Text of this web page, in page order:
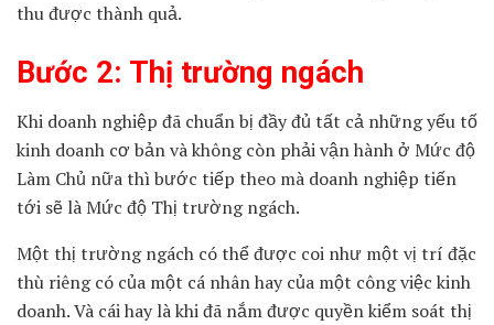
thu được thành quả.
Bước 2: Thị trường ngách
Khi doanh nghiệp đã chuẩn bị đầy đủ tất cả những yếu tố
kinh doanh cơ bản và không còn phải vận hành ở Mức độ
Làm Chủ nữa thì bước tiếp theo mà doanh nghiệp tiến
tới sẽ là Mức độ Thị trường ngách.
Một thị trường ngách có thể được coi như một vị trí đặc
thù riêng có của một cá nhân hay của một công việc kinh
doanh. Và cái hay là khi đã nắm được quyền kiểm soát thị